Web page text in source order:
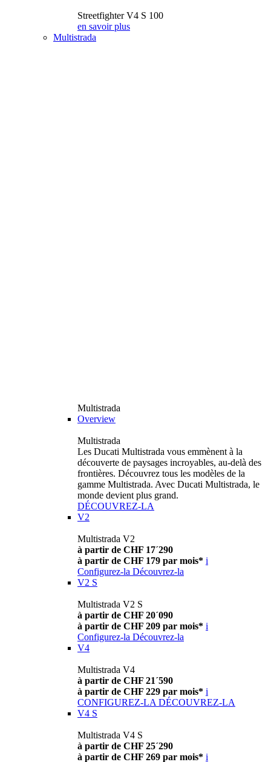
Streetfighter V4 S 100
en savoir plus
Multistrada
Multistrada
Overview
Multistrada
Les Ducati Multistrada vous emmènent à la
découverte de paysages incroyables, au-delà des
frontières. Découvrez tous les modèles de la
gamme Multistrada. Avec Ducati Multistrada, le
monde devient plus grand.
DÉCOUVREZ-LA
V2
Multistrada V2
à partir de CHF 17´290
à partir de CHF 179 par mois* i
Configurez-la Découvrez-la
V2 S
Multistrada V2 S
à partir de CHF 20´090
à partir de CHF 209 par mois* i
Configurez-la Découvrez-la
V4
Multistrada V4
à partir de CHF 21´590
à partir de CHF 229 par mois* i
CONFIGUREZ-LA DÉCOUVREZ-LA
V4 S
Multistrada V4 S
à partir de CHF 25´290
à partir de CHF 269 par mois* i